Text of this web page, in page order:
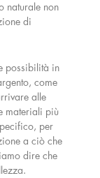
naturale non
di
possibilità in
come
alle
materiali più
per
a ciò che
dire che